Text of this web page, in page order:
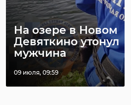
На озере в Новом
Девяткино утонул
мужчина
09 июля, 09:59